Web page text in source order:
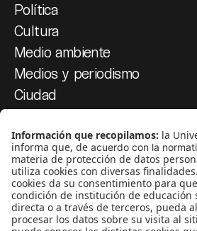
Política
Cultura
Medio ambiente
Medios y periodismo
Ciudad
¿Quiénes somos?
Podcasts
Ediciones especiales